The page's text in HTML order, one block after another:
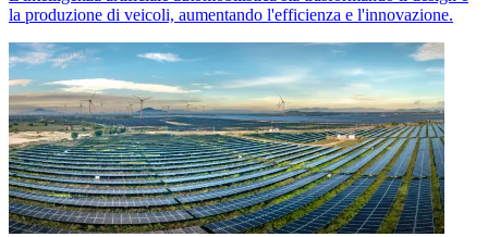
la produzione di veicoli, aumentando l'efficienza e l'innovazione.